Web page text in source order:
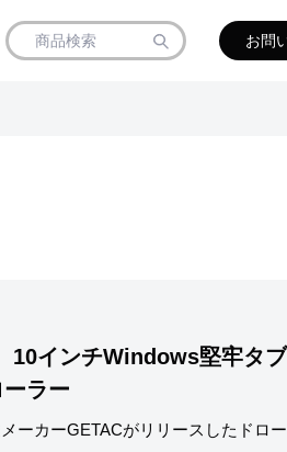
お問
インチWindows堅牢タ
ラー
ーカーGETACがリリースしたドロ